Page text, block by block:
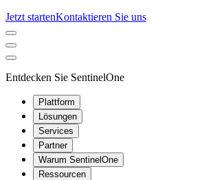
Jetzt startenKontaktieren Sie uns
Entdecken Sie SentinelOne
Plattform
Lösungen
Services
Partner
Warum SentinelOne
Ressourcen